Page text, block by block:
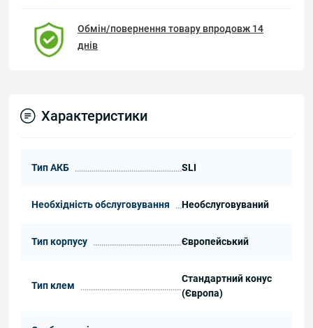
Обмін/повернення товару впродовж 14
днів
Характеристики
Тип АКБ SLI
Необхідність обслуговування Необслуговуваний
Тип корпусу Європейський
Тип клем
Стандартний конус
(Європа)